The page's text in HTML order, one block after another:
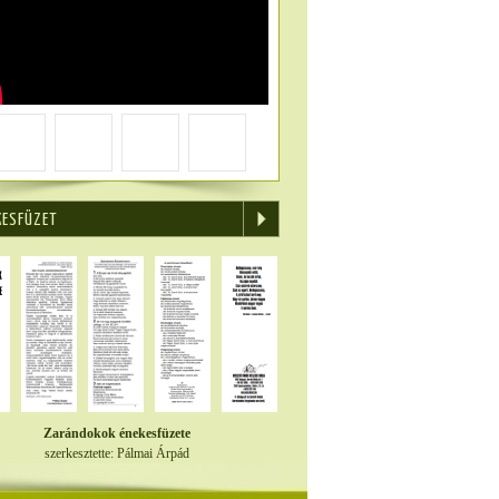
Zarándokok énekesfüzete
szerkesztette: Pálmai Árpád